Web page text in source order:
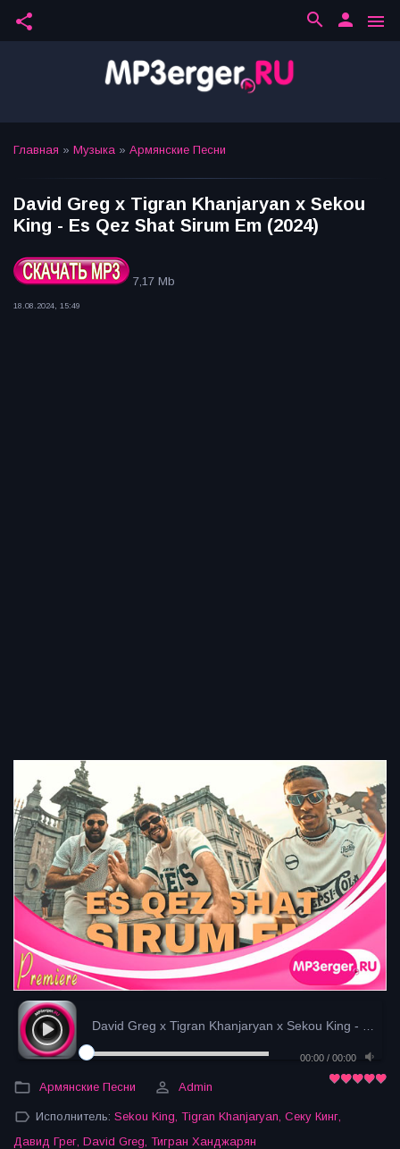
share menu
person
search
Главная » Музыка » Армянские Песни
David Greg x Tigran Khanjaryan x Sekou
King - Es Qez Shat Sirum Em (2024)
7,17 Mb
18.08.2024, 15:49
00:00 / 00:00
Армянские Песни Admin
Исполнитель: Sekou King Tigran Khanjaryan Секу Кинг
Давид Грег, David Greg, Тигран Ханджарян